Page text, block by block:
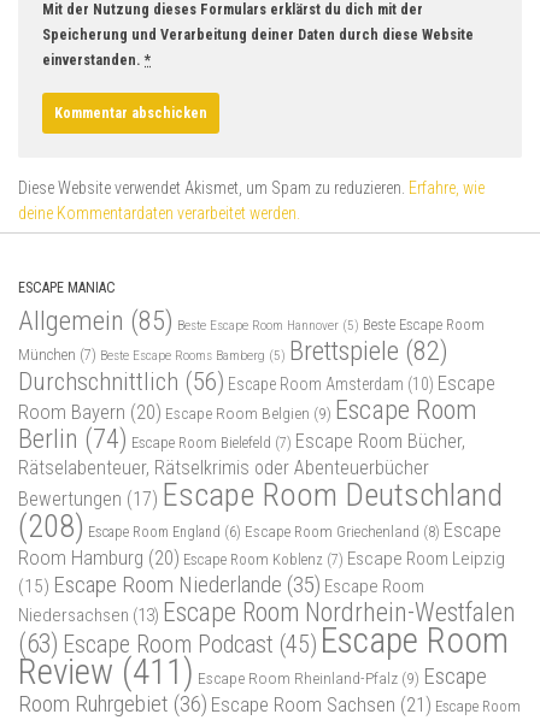
Mit der Nutzung dieses Formulars erklärst du dich mit der
Speicherung und Verarbeitung deiner Daten durch diese Website
einverstanden. *
Diese Website verwendet Akismet, um Spam zu reduzieren. Erfahre, wie
deine Kommentardaten verarbeitet werden.
ESCAPE MANIAC
Allgemein (85) Beste Escape Room Hannover (5) Beste Escape Room
München (7) Beste Escape Rooms Bamberg (5) Brettspiele (82)
Durchschnittlich (56) Escape Room Amsterdam (10) Escape
Room Bayern (20) Escape Room Belgien (9) Escape Room
Berlin (74) Escape Room Bielefeld (7) Escape Room Bücher,
Rätselabenteuer, Rätselkrimis oder Abenteuerbücher
Bewertungen (17) Escape Room Deutschland
(208) Escape Room England (6) Escape Room Griechenland (8) Escape
Room Hamburg (20) Escape Room Koblenz (7) Escape Room Leipzig
(15) Escape Room Niederlande (35) Escape Room
Niedersachsen (13) Escape Room Nordrhein-Westfalen
(63) Escape Room Podcast (45) Escape Room
Review (411) Escape Room Rheinland-Pfalz (9) Escape
Room Ruhrgebiet (36) Escape Room Sachsen (21) Escape Room